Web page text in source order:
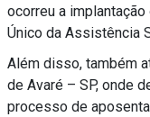
ocorreu a
Único da Assistência
Além disso, também
de Avaré – SP, onde
processo de